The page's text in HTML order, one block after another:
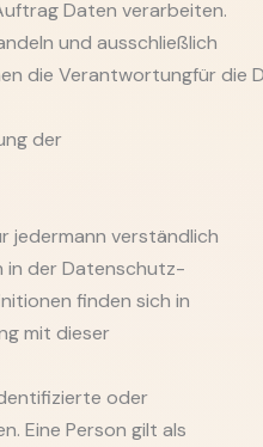
Daten verarbeiten.
und ausschließlich
die Verantwortungfür
der
jedermann verständlich
in der Datenschutz-
finden sich in
mit dieser
oder
Eine Person gilt als